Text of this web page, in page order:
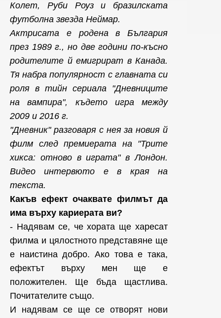
Колет, Руби Роуз и бразилската
футболна звезда Неймар.
Актрисата е родена в България
през 1989 г., но две години по-късно
родителите й емигрират в Канада.
Тя набра популярност с главната си
роля в тийн сериала "Дневниците
на вампира", където игра между
2009 и 2016 г.
"Дневник" разговаря с нея за новия й
филм след премиерата на "Трите
хикса: отново в играта" в Лондон.
Видео интервюто е в края на
текста.
Какъв ефект очаквате филмът да
има върху кариерата ви?
- Надявам се, че хората ще харесат
филма и цялостното представяне ще
е наистина добро. Ако това е така,
ефектът върху мен ще е
положителен. Ще бъда щастлива.
Почитателите също.
И надявам се ще се отворят нови